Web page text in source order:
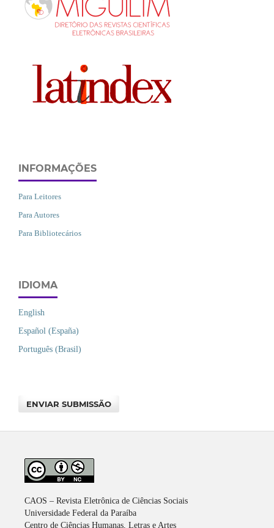
INFORMAÇÕES
Para Leitores
Para Autores
Para Bibliotecários
IDIOMA
English
Español (España)
Português (Brasil)
ENVIAR SUBMISSÃO
CAOS – Revista Eletrônica de Ciências Sociais
Universidade Federal da Paraíba
Centro de Ciências Humanas, Letras e Artes